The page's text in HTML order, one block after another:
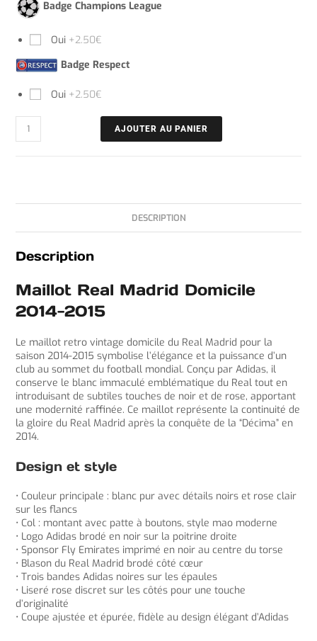
Badge Champions League
Oui +2.50€
Badge Respect
Oui +2.50€
AJOUTER AU PANIER
DESCRIPTION
Description
Maillot Real Madrid Domicile
2014-2015
Le maillot retro vintage domicile du Real Madrid pour la
saison 2014-2015 symbolise l’élégance et la puissance d’un
club au sommet du football mondial. Conçu par Adidas, il
conserve le blanc immaculé emblématique du Real tout en
introduisant de subtiles touches de noir et de rose, apportant
une modernité raffinée. Ce maillot représente la continuité de
la gloire du Real Madrid après la conquête de la “Décima” en
2014.
Design et style
• Couleur principale : blanc pur avec détails noirs et rose clair
sur les flancs
• Col : montant avec patte à boutons, style mao moderne
• Logo Adidas brodé en noir sur la poitrine droite
• Sponsor Fly Emirates imprimé en noir au centre du torse
• Blason du Real Madrid brodé côté cœur
• Trois bandes Adidas noires sur les épaules
• Liseré rose discret sur les côtés pour une touche
d’originalité
• Coupe ajustée et épurée, fidèle au design élégant d’Adidas